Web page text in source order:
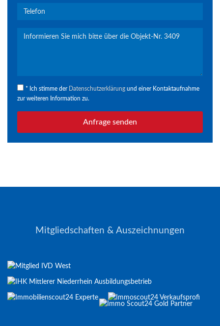
* Ich stimme der Datenschutzerklärung und einer Kontaktaufnahme
zur weiteren Information zu.
Anfrage senden
Mitgliedschaften & Auszeichnungen